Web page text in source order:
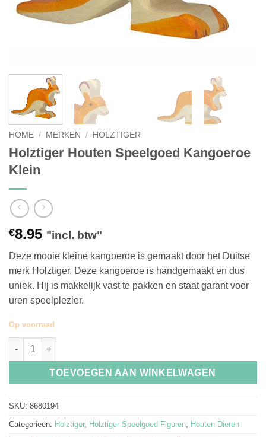
HOME / MERKEN / HOLZTIGER
Holztiger Houten Speelgoed Kangoeroe
Klein
€8.95 "incl. btw"
Deze mooie kleine kangoeroe is gemaakt door het Duitse
merk Holztiger. Deze kangoeroe is handgemaakt en dus
uniek. Hij is makkelijk vast te pakken en staat garant voor
uren speelplezier.
Op voorraad
Holztiger Houten Speelgoed Kangoeroe Klein aantal
TOEVOEGEN AAN WINKELWAGEN
SKU: 8680194
Categorieën: Holztiger, Holztiger Speelgoed Figuren Houten Dieren